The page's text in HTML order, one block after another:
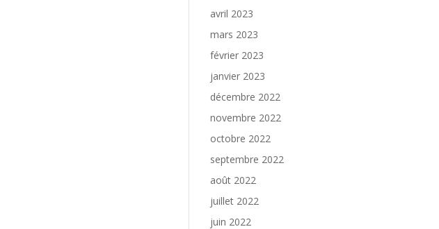
avril 2023
mars 2023
février 2023
janvier 2023
décembre 2022
novembre 2022
octobre 2022
septembre 2022
août 2022
juillet 2022
juin 2022